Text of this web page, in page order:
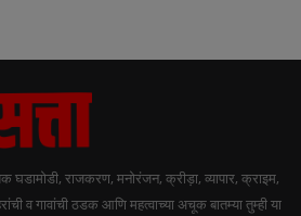
घडामोडी, राजकरण, मनोरंजन, क्रीड़ा, व्यापार, क्राइम,
व गावांची ठडक आणि महत्वाच्या अचूक बातम्या तुम्ही या